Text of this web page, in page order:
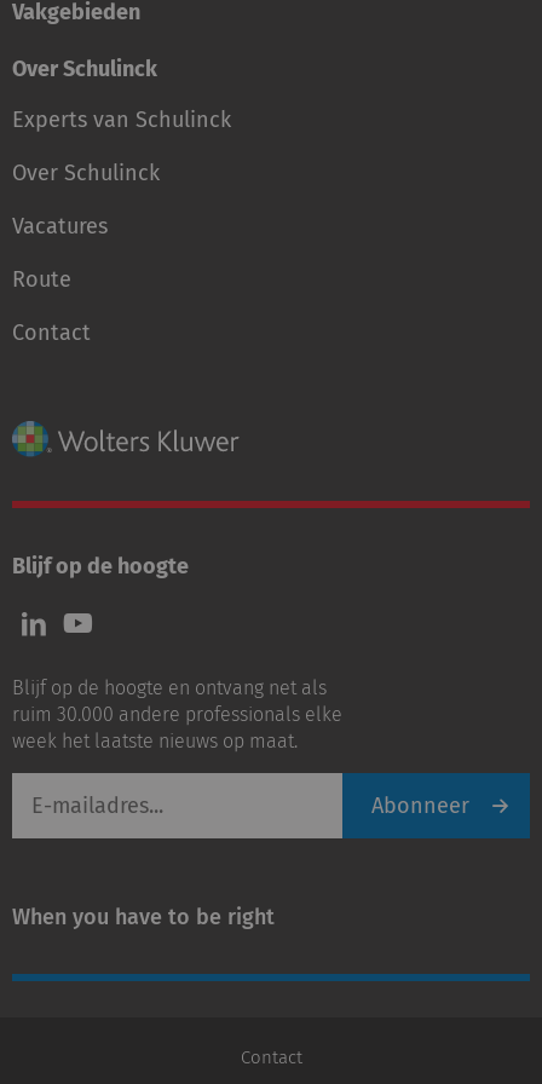
Vakgebieden
Over Schulinck
Experts van Schulinck
Over Schulinck
Vacatures
Route
Contact
Blijf op de hoogte
Volg
ons
LinkedIn
Volg
ons
Youtube
Blijf op de hoogte en ontvang net als
ruim 30.000 andere professionals elke
week het laatste nieuws op maat.
mailadres
Abonneer
When you have to be right
Contact